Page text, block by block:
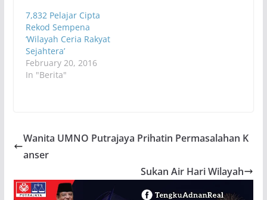
7,832 Pelajar Cipta
Rekod Sempena
‘Wilayah Ceria Rakyat
Sejahtera’
February 20, 2016
In "Berita"
Wanita UMNO Putrajaya Prihatin Permasalahan K
anser
Sukan Air Hari Wilayah